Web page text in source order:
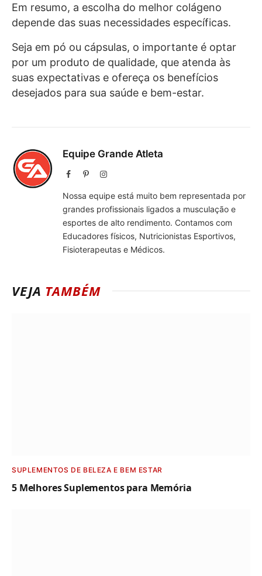
Em resumo, a escolha do melhor colágeno
depende das suas necessidades específicas.
Seja em pó ou cápsulas, o importante é optar
por um produto de qualidade, que atenda às
suas expectativas e ofereça os benefícios
desejados para sua saúde e bem-estar.
Equipe Grande Atleta
FacebookPinterestInstagram
Nossa equipe está muito bem representada por
grandes profissionais ligados a musculação e
esportes de alto rendimento. Contamos com
Educadores físicos, Nutricionistas Esportivos,
Fisioterapeutas e Médicos.
VEJA TAMBÉM
SUPLEMENTOS DE BELEZA E BEM ESTAR
5 Melhores Suplementos para Memória